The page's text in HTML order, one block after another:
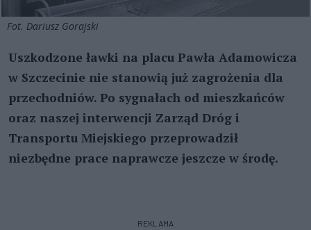
Fot. Dariusz Gorajski
Uszkodzone ławki na placu Pawła Adamowicza
w Szczecinie nie stanowią już zagrożenia dla
przechodniów. Po sygnałach od mieszkańców
oraz naszej interwencji Zarząd Dróg i
Transportu Miejskiego przeprowadził
niezbędne prace naprawcze jeszcze w środę.
REKLAMA